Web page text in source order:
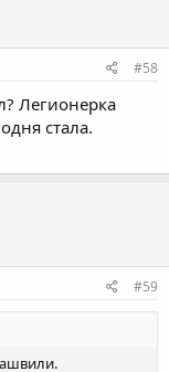
#58
Легионерка
стала.
#59